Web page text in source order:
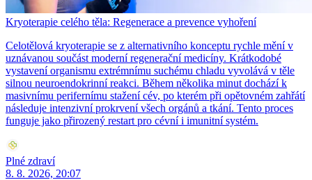
Kryoterapie celého těla: Regenerace a prevence vyhoření
Celotělová kryoterapie se z alternativního konceptu rychle mění v
uznávanou součást moderní regenerační medicíny. Krátkodobé
vystavení organismu extrémnímu suchému chladu vyvolává v těle
silnou neuroendokrinní reakci. Během několika minut dochází k
masivnímu perifernímu stažení cév, po kterém při opětovném zahřátí
následuje intenzivní prokrvení všech orgánů a tkání. Tento proces
funguje jako přirozený restart pro cévní i imunitní systém.
Plné zdraví
8. 8. 2026, 20:07